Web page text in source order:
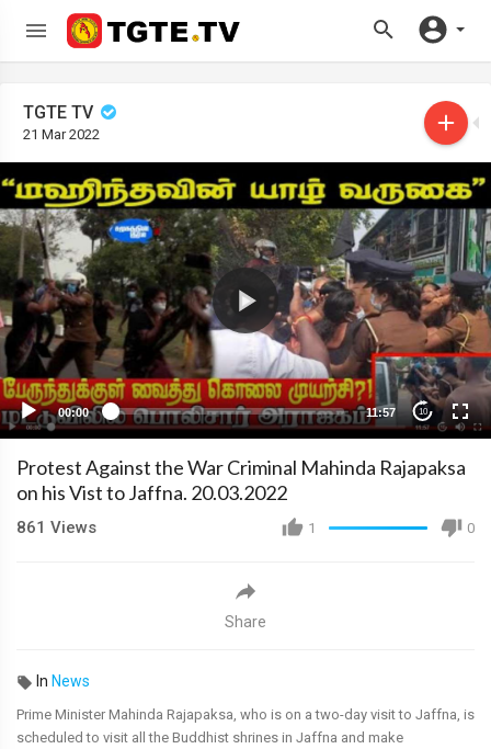
TGTE TV
21 Mar 2022
00:00 11:57 10
Protest Against the War Criminal Mahinda Rajapaksa
on his Vist to Jaffna. 20.03.2022
1 0
861 Views
Share
In News
Prime Minister Mahinda Rajapaksa, who is on a two-day visit to Jaffna, is
scheduled to visit all the Buddhist shrines in Jaffna and make